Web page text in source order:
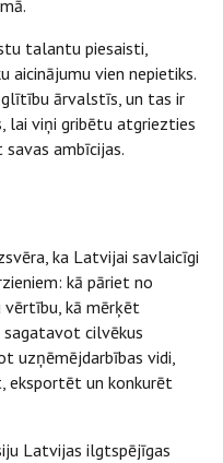
talantu piesaisti,
aicinājumu vien nepietiks.
ārvalstīs, un tas ir
lai viņi gribētu atgriezties
ambīcijas.
ka Latvijai savlaicīgi
kā pāriet no
vērtību, kā mērķēt
cilvēkus
uzņēmējdarbības vidi,
eksportēt un konkurēt
Latvijas ilgtspējīgas